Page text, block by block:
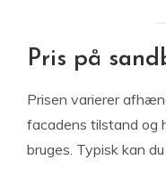
Pris på
Prisen varierer
facadens tilstand og
bruges. Typisk kan